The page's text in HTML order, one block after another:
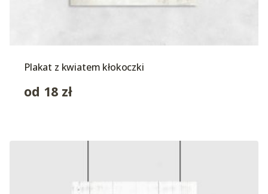
Plakat z kwiatem kłokoczki
od 18 zł